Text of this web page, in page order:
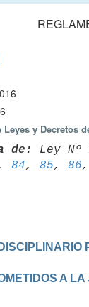
y Decretos
de: Ley
84, 85, 86,
A